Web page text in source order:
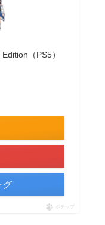
（PS5）
グ
ポチップ